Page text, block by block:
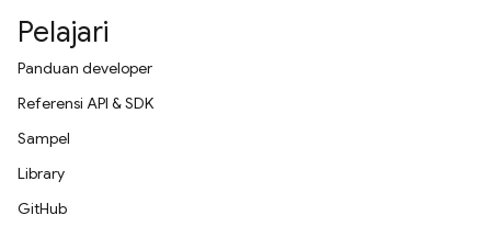
Pelajari
Panduan developer
Referensi API & SDK
Sampel
Library
GitHub